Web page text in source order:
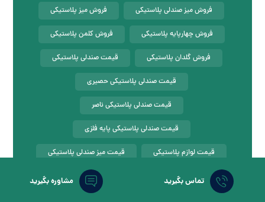
فروش میز صندلی پلاستیکی فروش میز پلاستیکی
فروش چهارپایه پلاستیکی فروش کلمن پلاستیکی
فروش گلدان پلاستیکی قیمت صندلی پلاستیکی
قیمت صندلی پلاستیکی حصیری
قیمت صندلی پلاستیکی ناصر
قیمت صندلی پلاستیکی پایه فلزی
قیمت لوازم پلاستیکی قیمت میز صندلی پلاستیکی
قیمت میز پلاستیکی قیمت میز پلاستیکی ناصر تماس بگیرید مشاوره بگیرید